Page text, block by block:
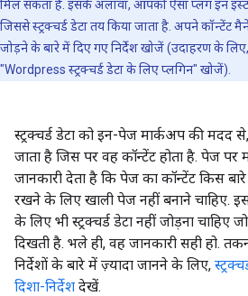
मिल सकता है. इसके अलावा, आपको ऐसा प्लग इन
जिससे स्ट्रक्चर्ड डेटा तय किया जाता है. अपने कॉन्टेंट
जोड़ने के बारे में दिए गए निर्देश खोजें (उदाहरण के लिए,
"Wordpress स्ट्रक्चर्ड डेटा के लिए प्लगिन" खोजें).
स्ट्रक्चर्ड डेटा को इन-पेज मार्कअप की मदद
जाता है जिस पर वह कॉन्टेंट होता है. पेज पर
जानकारी देता है कि पेज का कॉन्टेंट किस बारे
रखने के लिए खाली पेज नहीं बनाने चाहिए.
के लिए भी स्ट्रक्चर्ड डेटा नहीं जोड़ना चाहिए
दिखती है. भले ही, वह जानकारी सही हो.
निर्देशों के बारे में ज़्यादा जानने के लिए,
दिशा-निर्देश देखें.